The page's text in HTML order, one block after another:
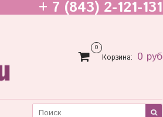
+ 7 (843) 2-121-131
0
Корзина: 0 руб